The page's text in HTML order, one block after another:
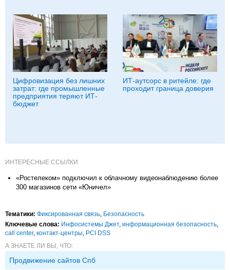
Цифровизация без лишних
затрат: где промышленные
предприятия теряют ИТ-
бюджет
ИТ-аутсорс в ритейле: где
проходит граница доверия
ИНТЕРЕСНЫЕ ССЫЛКИ
«Ростелеком» подключил к облачному видеонаблюдению более
300 магазинов сети «Юничел»
Тематики: Фиксированная связь Безопасность
Ключевые слова: Инфосистемы Джет, информационная безопасность
call center, контакт-центры PCI DSS
А ЗНАЕТЕ ЛИ ВЫ, ЧТО:
Продвижение сайтов Спб